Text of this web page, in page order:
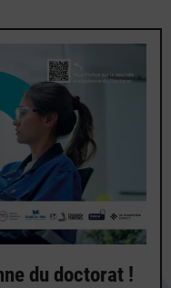
du doctorat !